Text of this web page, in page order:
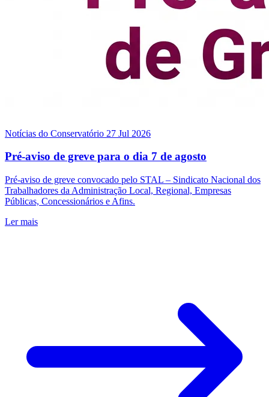
Notícias do Conservatório 27 Jul 2026
Pré-aviso de greve para o dia 7 de agosto
Pré-aviso de greve convocado pelo STAL – Sindicato Nacional dos
Trabalhadores da Administração Local, Regional, Empresas
Públicas, Concessionários e Afins.
Ler mais